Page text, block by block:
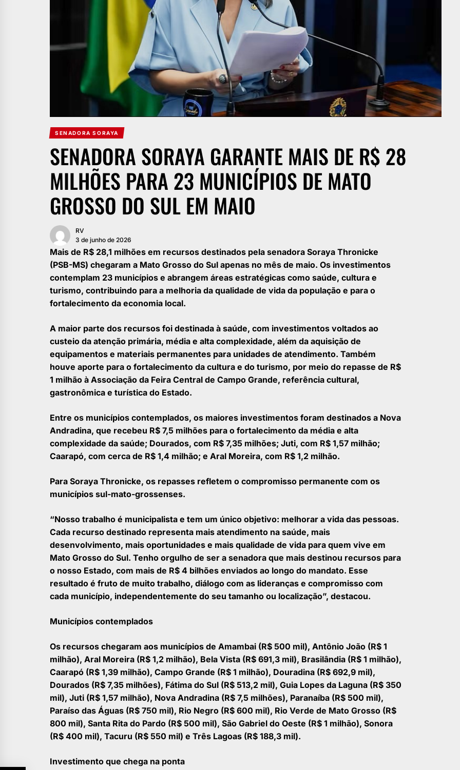
SENADORA SORAYA
SENADORA SORAYA GARANTE MAIS DE R$ 28
MILHÕES PARA 23 MUNICÍPIOS DE MATO
GROSSO DO SUL EM MAIO
RV
3 de junho de 2026
Mais de R$ 28,1 milhões em recursos destinados pela senadora Soraya Thronicke
(PSB-MS) chegaram a Mato Grosso do Sul apenas no mês de maio. Os investimentos
contemplam 23 municípios e abrangem áreas estratégicas como saúde, cultura e
turismo, contribuindo para a melhoria da qualidade de vida da população e para o
fortalecimento da economia local.
A maior parte dos recursos foi destinada à saúde, com investimentos voltados ao
custeio da atenção primária, média e alta complexidade, além da aquisição de
equipamentos e materiais permanentes para unidades de atendimento. Também
houve aporte para o fortalecimento da cultura e do turismo, por meio do repasse de R$
1 milhão à Associação da Feira Central de Campo Grande, referência cultural,
gastronômica e turística do Estado.
Entre os municípios contemplados, os maiores investimentos foram destinados a Nova
Andradina, que recebeu R$ 7,5 milhões para o fortalecimento da média e alta
complexidade da saúde; Dourados, com R$ 7,35 milhões; Juti, com R$ 1,57 milhão;
Caarapó, com cerca de R$ 1,4 milhão; e Aral Moreira, com R$ 1,2 milhão.
Para Soraya Thronicke, os repasses refletem o compromisso permanente com os
municípios sul-mato-grossenses.
“Nosso trabalho é municipalista e tem um único objetivo: melhorar a vida das pessoas.
Cada recurso destinado representa mais atendimento na saúde, mais
desenvolvimento, mais oportunidades e mais qualidade de vida para quem vive em
Mato Grosso do Sul. Tenho orgulho de ser a senadora que mais destinou recursos para
o nosso Estado, com mais de R$ 4 bilhões enviados ao longo do mandato. Esse
resultado é fruto de muito trabalho, diálogo com as lideranças e compromisso com
cada município, independentemente do seu tamanho ou localização”, destacou.
Municípios contemplados
Os recursos chegaram aos municípios de Amambai (R$ 500 mil), Antônio João (R$ 1
milhão), Aral Moreira (R$ 1,2 milhão), Bela Vista (R$ 691,3 mil), Brasilândia (R$ 1 milhão),
Caarapó (R$ 1,39 milhão), Campo Grande (R$ 1 milhão), Douradina (R$ 692,9 mil),
Dourados (R$ 7,35 milhões), Fátima do Sul (R$ 513,2 mil), Guia Lopes da Laguna (R$ 350
mil), Juti (R$ 1,57 milhão), Nova Andradina (R$ 7,5 milhões), Paranaíba (R$ 500 mil),
Paraíso das Águas (R$ 750 mil), Rio Negro (R$ 600 mil), Rio Verde de Mato Grosso (R$
800 mil), Santa Rita do Pardo (R$ 500 mil), São Gabriel do Oeste (R$ 1 milhão), Sonora
(R$ 400 mil), Tacuru (R$ 550 mil) e Três Lagoas (R$ 188,3 mil).
Investimento que chega na ponta